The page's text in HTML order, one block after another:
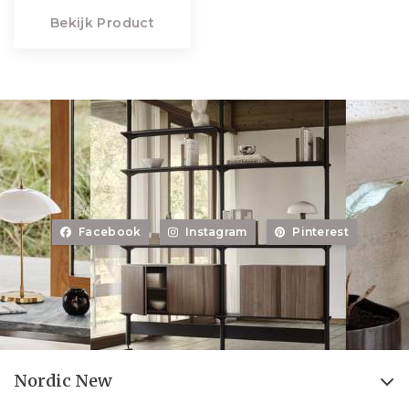
Bekijk Product
Facebook Instagram Pinterest
Nordic New